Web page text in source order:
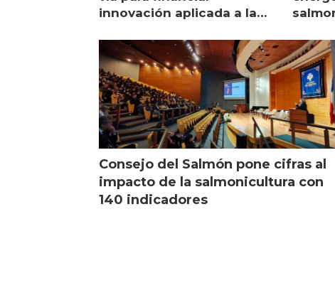
innovación aplicada a la
Consejo del Salmón pone cifras al
impacto de la salmonicultura con
140 indicadores